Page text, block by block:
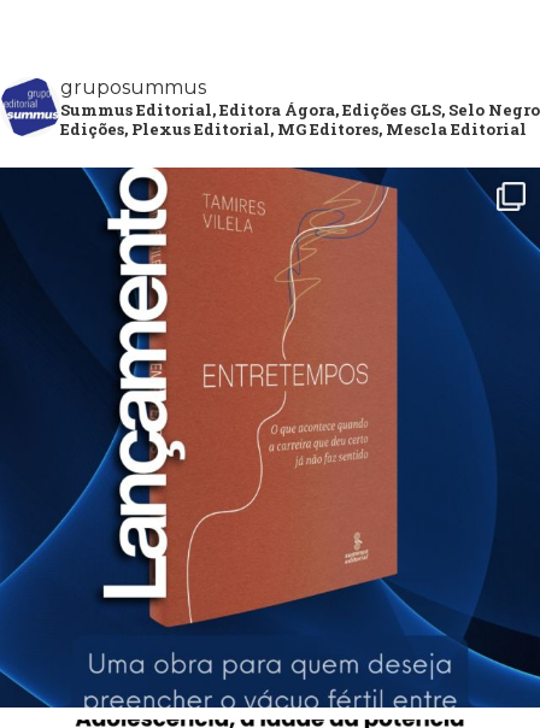
gruposummus
Summus Editorial, Editora Ágora, Edições GLS, Selo Negro
Edições, Plexus Editorial, MG Editores, Mescla Editorial